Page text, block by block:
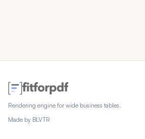
Rendering engine for wide business tables.
Made by BLVTR